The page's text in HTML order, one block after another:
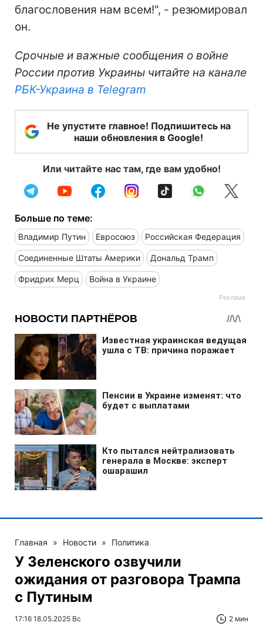
благословения нам всем!", - резюмировал
он.
Срочные и важные сообщения о войне
России против Украины читайте на канале
РБК-Украина в Telegram
Не упустите главное! Подпишитесь на
наши обновления в Google!
Или читайте нас там, где вам удобно!
Больше по теме:
Владимир Путин Евросоюз Российская Федерация
Соединенные Штаты Америки Дональд Трамп
Фридрих Мерц Война в Украине
Главная » Новости » Политика
У Зеленского озвучили
ожидания от разговора Трампа
с Путиным
17:16 18.05.2025 Вс 2 мин